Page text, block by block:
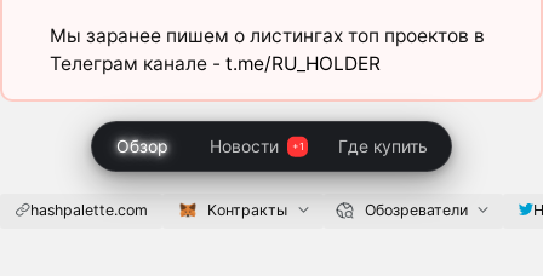
Мы заранее пишем о листингах топ проектов в
Телеграм канале - t.me/RU_HOLDER
Обзор Новости Где купить
hashpalette.com Контракты Обозреватели